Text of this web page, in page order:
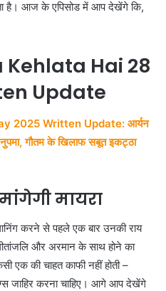
है। आज के एपिसोड में आप देखेंगे कि,
Kehlata Hai 28
Update
2025 Written Update: आर्यन
गौतम के खिलाफ सबूत इकट्ठा
मायरा
करने से पहले एक बार उनकी राय
और अरमान के साथ होने का
एक की चाहत काफी नहीं होती –
जाहिर करना चाहिए। आगे आप देखेंगे